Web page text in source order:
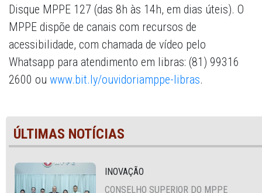
Disque MPPE 127 (das 8h às 14h, em dias úteis). O
MPPE dispõe de canais com recursos de
acessibilidade, com chamada de vídeo pelo
Whatsapp para atendimento em libras: (81) 99316
2600 ou www.bit.ly/ouvidoriamppe-libras.
ÚLTIMAS NOTÍCIAS
INOVAÇÃO
CONSELHO SUPERIOR DO MPPE